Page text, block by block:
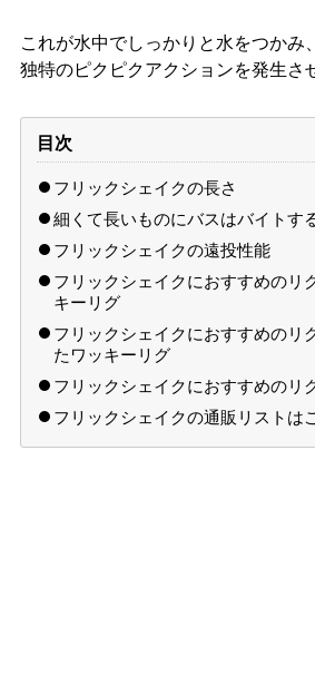
これが水中でしっかりと水をつかみ
独特のピクピクアクションを発生さ
目次
フリックシェイクの長さ
細くて長いものにバスはバイトす
フリックシェイクの遠投性能
フリックシェイクにおすすめのリ
キーリグ
フリックシェイクにおすすめのリ
たワッキーリグ
フリックシェイクにおすすめのリ
フリックシェイクの通販リストは